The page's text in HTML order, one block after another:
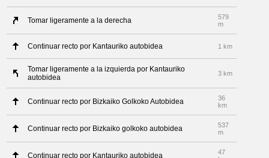
Tomar ligeramente a la derecha
579
m
Continuar recto por Kantauriko autobidea 1 km
Tomar ligeramente a la izquierda por Kantauriko
autobidea
3 km
Continuar recto por Bizkaiko Golkoko Autobidea
36
km
Continuar recto por Bizkaiko golkoko autobidea
537
m
Continuar recto por Kantauriko autobidea
47